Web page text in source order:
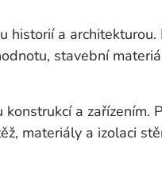
a
stavební
a zařízením.
materiály a izolaci